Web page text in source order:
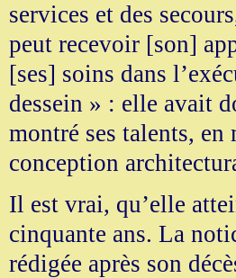
services et des
peut recevoir [son]
[ses] soins dans
dessein » : elle avait
montré ses talents, en
conception
Il est vrai, qu’elle
cinquante ans. La
rédigée après son